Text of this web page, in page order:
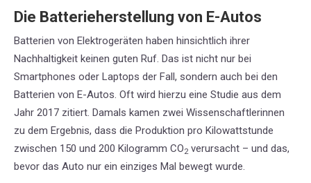
Die Batterieherstellung von E-Autos
Batterien von Elektrogeräten haben hinsichtlich ihrer
Nachhaltigkeit keinen guten Ruf. Das ist nicht nur bei
Smartphones oder Laptops der Fall, sondern auch bei den
Batterien von E-Autos. Oft wird hierzu eine Studie aus dem
Jahr 2017 zitiert. Damals kamen zwei Wissenschaftlerinnen
zu dem Ergebnis, dass die Produktion pro Kilowattstunde
zwischen 150 und 200 Kilogramm CO2 verursacht – und das,
bevor das Auto nur ein einziges Mal bewegt wurde.